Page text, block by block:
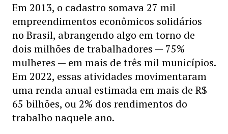
Em 2013, o cadastro somava 27 mil
empreendimentos econômicos solidários
no Brasil, abrangendo algo em torno de
dois milhões de trabalhadores — 75%
mulheres — em mais de três mil municípios.
Em 2022, essas atividades movimentaram
uma renda anual estimada em mais de R$
65 bilhões, ou 2% dos rendimentos do
trabalho naquele ano.